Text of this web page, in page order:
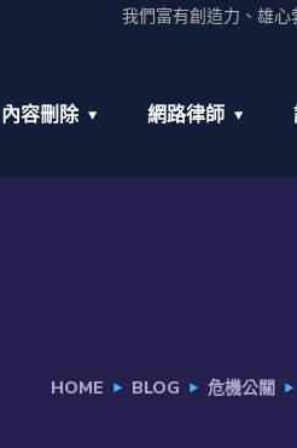
我們富有創造力、雄心
內容刪除 網路律師
HOME BLOG 危機公關